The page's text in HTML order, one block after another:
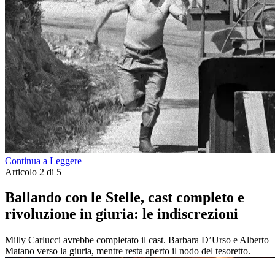
Continua a Leggere
Articolo 2 di 5
Ballando con le Stelle, cast completo e
rivoluzione in giuria: le indiscrezioni
Milly Carlucci avrebbe completato il cast. Barbara D’Urso e Alberto
Matano verso la giuria, mentre resta aperto il nodo del tesoretto.